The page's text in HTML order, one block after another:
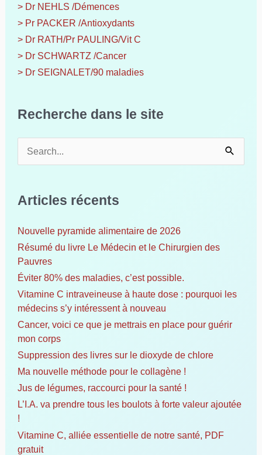
> Dr NEHLS /Démences
> Pr PACKER /Antioxydants
> Dr RATH/Pr PAULING/Vit C
> Dr SCHWARTZ /Cancer
> Dr SEIGNALET/90 maladies
Recherche dans le site
e
c
h
e
r
:
Articles récents
Nouvelle pyramide alimentaire de 2026
Résumé du livre Le Médecin et le Chirurgien des
Pauvres
Éviter 80% des maladies, c’est possible.
Vitamine C intraveineuse à haute dose : pourquoi les
médecins s’y intéressent à nouveau
Cancer, voici ce que je mettrais en place pour guérir
mon corps
Suppression des livres sur le dioxyde de chlore
Ma nouvelle méthode pour le collagène !
Jus de légumes, raccourci pour la santé !
L’I.A. va prendre tous les boulots à forte valeur ajoutée
!
Vitamine C, alliée essentielle de notre santé, PDF
gratuit